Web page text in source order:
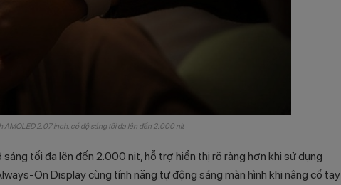
AMOLED 2.07 inch, có độ sáng tối đa lên đến 2.000 nit
tối đa lên đến 2.000 nit, hỗ trợ hiển thị rõ ràng hơn khi sử dụng
On Display cùng tính năng tự động sáng màn hình khi nâng cổ tay